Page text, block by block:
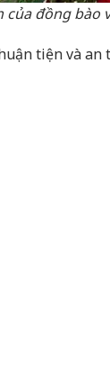
của đồng bào
tiện và an